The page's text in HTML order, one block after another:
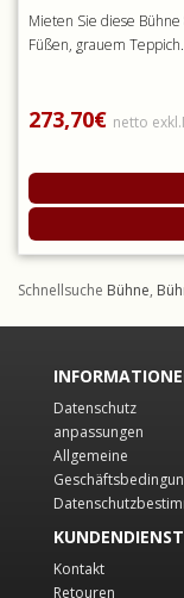
Mieten Sie diese
Füßen, grauem
273,70€ netto
Schnellsuche Bühne,
Datenschutz
anpassungen
Allgemeine
KUNDENDIENST
Kontakt
Retouren